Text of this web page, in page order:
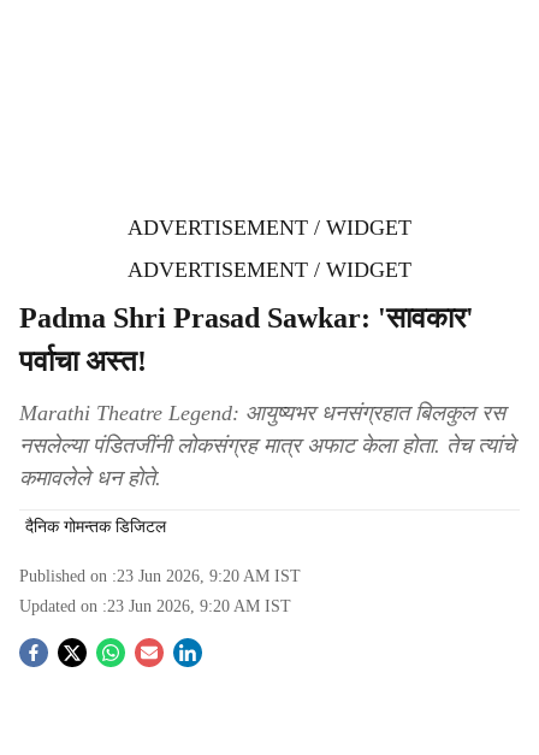
ADVERTISEMENT / WIDGET
ADVERTISEMENT / WIDGET
Padma Shri Prasad Sawkar: 'सावकार'
पर्वाचा अस्त!
Marathi Theatre Legend: आयुष्यभर धनसंग्रहात बिलकुल रस
नसलेल्या पंडितजींनी लोकसंग्रह मात्र अफाट केला होता. तेच त्यांचे
कमावलेले धन होते.
दैनिक गोमन्तक डिजिटल
Published on :23 Jun 2026, 9:20 AM IST
Updated on :23 Jun 2026, 9:20 AM IST
S